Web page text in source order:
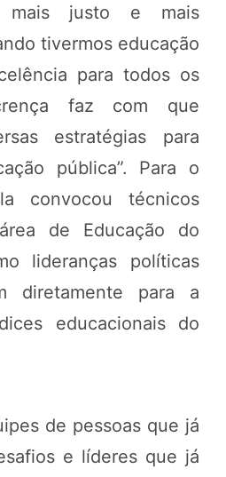
justo e mais
tivermos educação
para todos os
faz com que
estratégias para
pública”. Para o
convocou técnicos
de Educação do
lideranças políticas
diretamente para a
educacionais do
de pessoas que já
e líderes que já